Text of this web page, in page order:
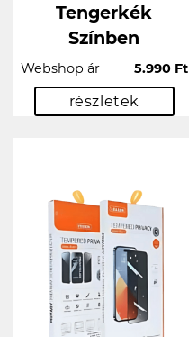
Tengerkék
Színben
Webshop ár 5.990 Ft
részletek